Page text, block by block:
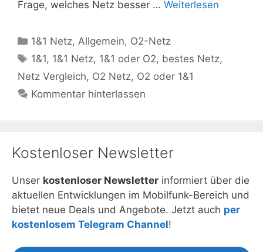
Frage, welches Netz besser … Weiterlesen
Kategorien
1&1 Netz, Allgemein, O2-Netz
Schlagwörter
1&1, 1&1 Netz, 1&1 oder O2, bestes Netz,
Netz Vergleich, O2 Netz, O2 oder 1&1
Kommentar hinterlassen
Kostenloser Newsletter
Unser kostenloser Newsletter informiert über die
aktuellen Entwicklungen im Mobilfunk-Bereich und
bietet neue Deals und Angebote. Jetzt auch per
kostenlosem Telegram Channel!